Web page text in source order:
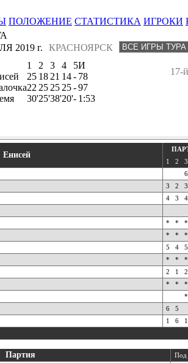
ПОЛОЖЕНИЕ СТАТИСТИКА ИГРОКИ
КРАСНОЯРСК
2019 г.
17-
1 2 3 4 5И
25 18 21 14- 78
22 25 25 25-97
30'25'38'20'- 1:53
Енисей
1
2 3
6
3 2 3
4 3 4
* * *
* * *
5 4 5
* * *
2 1 2
* * *
*
6 5
1 6 1
Партия Под